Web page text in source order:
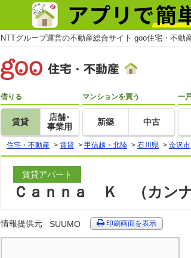
NTTグループ運営の不動産総合サイト goo住宅・不動
借りる
賃貸
店舗･
事業用
マンションを買う
新築 中古
一
住宅・不動産 > 賃貸 > 甲信越・北陸 > 石川県 > 金沢市
賃貸アパート
Ｃａｎｎａ Ｋ （カン
情報提供元 SUUMO 印刷画面を表示